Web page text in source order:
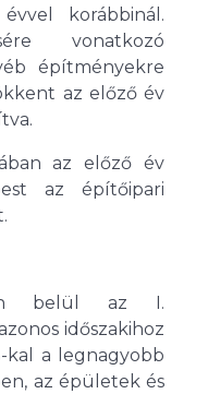
korábbinál.
vonatkozó
építményekre
az előző év
az előző év
az építőipari
belül az I.
időszakihoz
kal a legnagyobb
az épületek és